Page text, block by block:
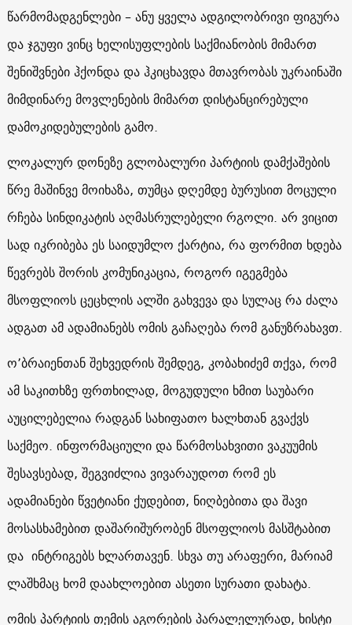
წარმომადგენლები – ანუ ყველა ადგილობრივი ფიგურა
და ჯგუფი ვინც ხელისუფლების საქმიანობის მიმართ
შენიშვნები ჰქონდა და ჰკიცხავდა მთავრობას უკრაინაში
მიმდინარე მოვლენების მიმართ დისტანცირებული
დამოკიდებულების გამო.
ლოკალურ დონეზე გლობალური პარტიის დამქაშების
წრე მაშინვე მოიხაზა, თუმცა დღემდე ბურუსით მოცული
რჩება სინდიკატის აღმასრულებელი რგოლი. არ ვიცით
სად იკრიბება ეს საიდუმლო ქარტია, რა ფორმით ხდება
წევრებს შორის კომუნიკაცია, როგორ იგეგმება
მსოფლიოს ცეცხლის ალში გახვევა და სულაც რა ძალა
ადგათ ამ ადამიანებს ომის გაჩაღება რომ განუზრახავთ.
ო’ბრაიენთან შეხვედრის შემდეგ, კობახიძემ თქვა, რომ
ამ საკითხზე ფრთხილად, მოგუდული ხმით საუბარი
აუცილებელია რადგან სახიფათო ხალხთან გვაქვს
საქმეო. ინფორმაციული და წარმოსახვითი ვაკუუმის
შესავსებად, შეგვიძლია ვივარაუდოთ რომ ეს
ადამიანები წვეტიანი ქუდებით, ნიღბებითა და შავი
მოსასხამებით დაშარიშურობენ მსოფლიოს მასშტაბით
და ინტრიგებს ხლართავენ. სხვა თუ არაფერი, მარიამ
ლაშხმაც ხომ დაახლოებით ასეთი სურათი დახატა.
ომის პარტიის თემის აგორების პარალელურად, ხისტი